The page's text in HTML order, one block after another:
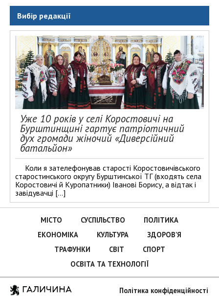
Вибір редакції
Уже 10 років у селі Коростовичі на
Бурштинщині гартує патріотичний
дух громади жіночий «Диверсійний
батальйон»
Коли я зателефонував старості Коростовичівського
старостинського округу Бурштинської ТГ (входять села
Коростовичі й Куропатники) Іванові Борису, а відтак і
завідувачці […]
МІСТО СУСПІЛЬСТВО
ПОЛІТИКА
ЕКОНОМІКА
КУЛЬТУРА
ЗДОРОВ’Я
ТРАФУНКИ
СВІТ
СПОРТ
ОСВІТА ТА ТЕХНОЛОГІЇ
ГАЛИЧИНА Політика конфіденційності